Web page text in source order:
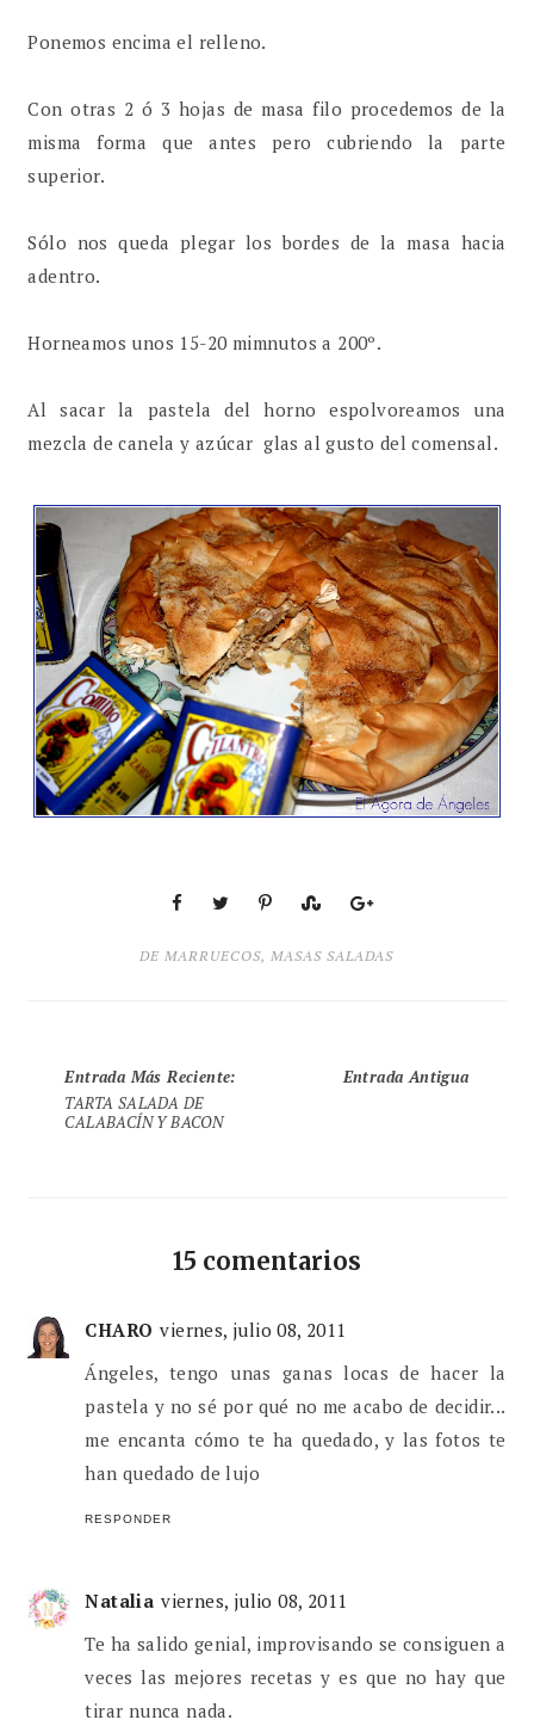
Ponemos encima el relleno.
Con otras 2 ó 3 hojas de masa filo procedemos de la
misma forma que antes pero cubriendo la parte
superior.
Sólo nos queda plegar los bordes de la masa hacia
adentro.
Horneamos unos 15-20 mimnutos a 200º.
Al sacar la pastela del horno espolvoreamos una
mezcla de canela y azúcar glas al gusto del comensal.
DE MARRUECOS,MASAS SALADAS
Entrada Más Reciente:
TARTA SALADA DE
CALABACÍN Y BACON
Entrada Antigua
15 comentarios
CHARO viernes, julio 08, 2011
Ángeles, tengo unas ganas locas de hacer la
pastela y no sé por qué no me acabo de decidir...
me encanta cómo te ha quedado, y las fotos te
han quedado de lujo
RESPONDER
Natalia viernes, julio 08, 2011
Te ha salido genial, improvisando se consiguen a
veces las mejores recetas y es que no hay que
tirar nunca nada.